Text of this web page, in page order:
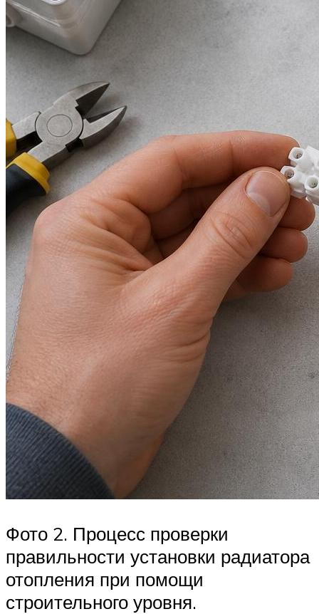
Фото 2. Процесс проверки
правильности установки радиатора
отопления при помощи
строительного уровня.